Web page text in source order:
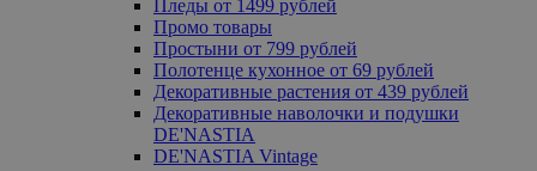
Пледы от 1499 рублей
Промо товары
Простыни от 799 рублей
Полотенце кухонное от 69 рублей
Декоративные растения от 439 рублей
Декоративные наволочки и подушки
DE'NASTIA
DE'NASTIA Vintage